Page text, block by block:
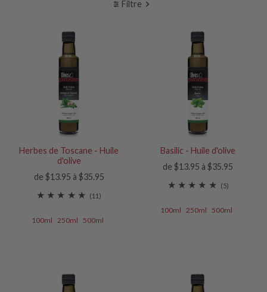
Filtre
Herbes de Toscane - Huile
d'olive
de $13.95 à $35.95
(11)
100ml 250ml 500ml
Basilic - Huile d'olive
de $13.95 à $35.95
(5)
100ml 250ml 500ml